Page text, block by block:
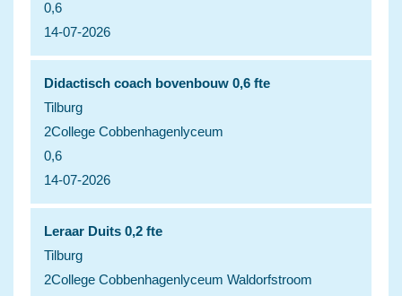
0,6
14-07-2026
Didactisch coach bovenbouw 0,6 fte
Tilburg
2College Cobbenhagenlyceum
0,6
14-07-2026
Leraar Duits 0,2 fte
Tilburg
2College Cobbenhagenlyceum Waldorfstroom